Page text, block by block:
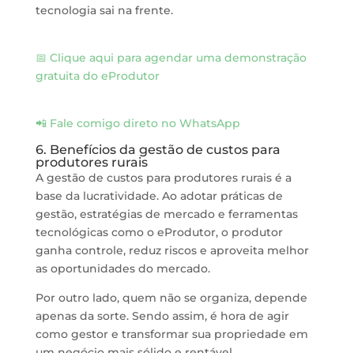
tecnologia sai na frente.
📅 Clique aqui para agendar uma demonstração
gratuita do eProdutor
📲 Fale comigo direto no WhatsApp
6. Benefícios da gestão de custos para
produtores rurais
A gestão de custos para produtores rurais é a
base da lucratividade. Ao adotar práticas de
gestão, estratégias de mercado e ferramentas
tecnológicas como o eProdutor, o produtor
ganha controle, reduz riscos e aproveita melhor
as oportunidades do mercado.
Por outro lado, quem não se organiza, depende
apenas da sorte. Sendo assim, é hora de agir
como gestor e transformar sua propriedade em